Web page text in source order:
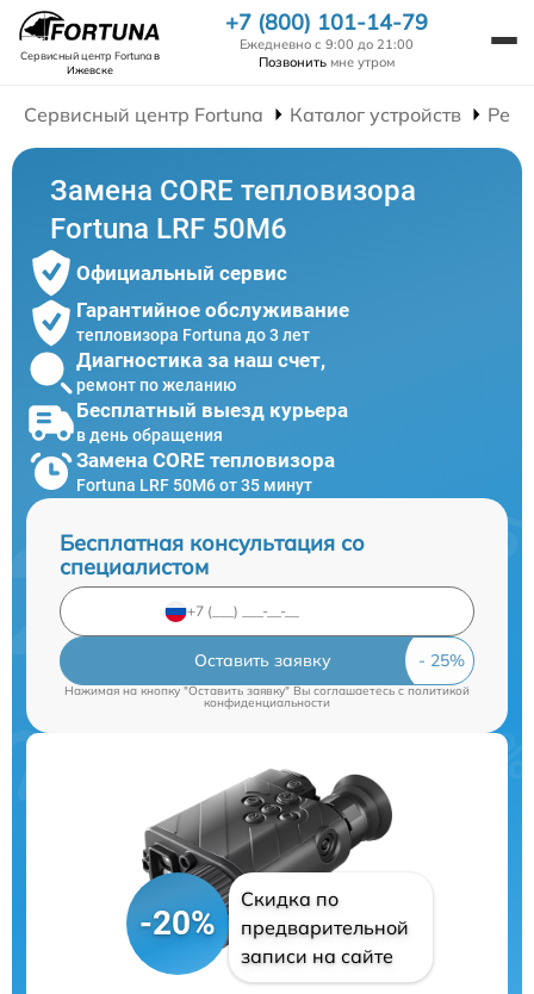
Сервисный центр Fortunaв
Ижевске
+7 (800) 101-14-79
Ежедневно с 9:00 до 21:00
Позвонить мне утром
Сервисный центр Fortuna Каталог устройств
Замена CORE тепловизора
Fortuna LRF 50M6
Официальный сервис
Гарантийное обслуживание
тепловизора Fortuna до 3 лет
Диагностика за наш счет,
ремонт по желанию
Бесплатный выезд курьера
в день обращения
Замена CORE тепловизора
Fortuna LRF 50M6 от 35 минут
Бесплатная консультация со
специалистом
Оставить заявку
Нажимая на кнопку "Оставить заявку" Вы соглашаетесь cполитикой
конфиденциальности
-20%
Скидка по
предварительной
записи на сайте